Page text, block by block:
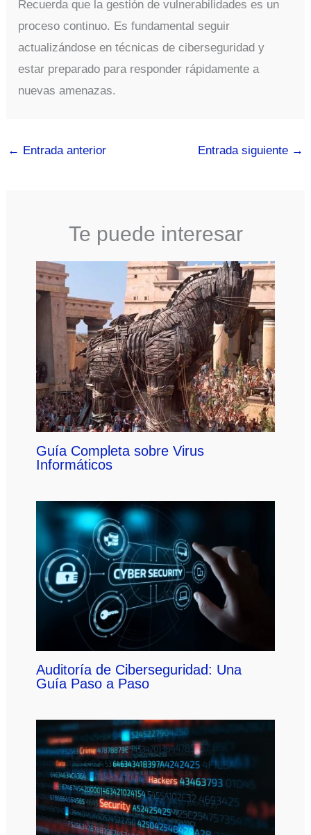
Recuerda que la gestión de vulnerabilidades es un
proceso continuo. Es fundamental seguir
actualizándose en técnicas de ciberseguridad y
estar preparado para responder rápidamente a
nuevas amenazas.
← Entrada anterior Entrada siguiente →
Te puede interesar
Guía Completa sobre Virus
Informáticos
Auditoría de Ciberseguridad: Una
Guía Paso a Paso